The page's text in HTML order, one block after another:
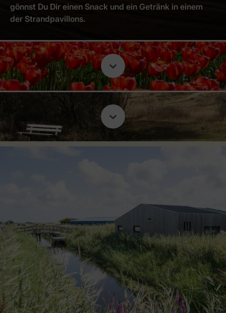
gönnst Du Dir einen Snack und ein Getränk in einem
der Strandpavillons.